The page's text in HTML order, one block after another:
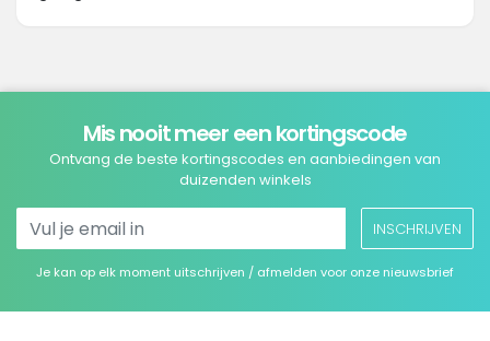
Mis nooit meer een kortingscode
Ontvang de beste kortingscodes en aanbiedingen van
duizenden winkels
INSCHRIJVEN
Je kan op elk moment uitschrijven / afmelden voor onze nieuwsbrief